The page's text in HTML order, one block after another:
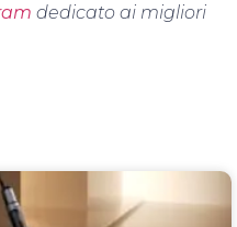
dedicato ai migliori